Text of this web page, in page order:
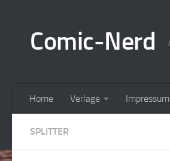
Comic-Nerd
Home Verlage Impressum
SPLITTER